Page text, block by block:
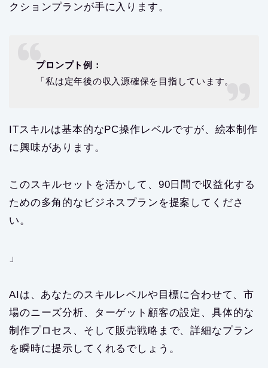
クションプランが手に入ります。
プロンプト例：
「私は定年後の収入源確保を目指しています。
ITスキルは基本的なPC操作レベルですが、絵本制作
に興味があります。
このスキルセットを活かして、90日間で収益化する
ための多角的なビジネスプランを提案してくださ
い。
」
AIは、あなたのスキルレベルや目標に合わせて、市
場のニーズ分析、ターゲット顧客の設定、具体的な
制作プロセス、そして販売戦略まで、詳細なプラン
を瞬時に提示してくれるでしょう。